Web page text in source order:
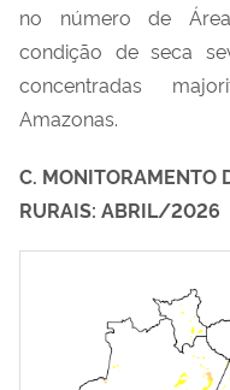
no número de
condição de seca
concentradas
Amazonas.
C. MONITORAMENTO
RURAIS: ABRIL/2026